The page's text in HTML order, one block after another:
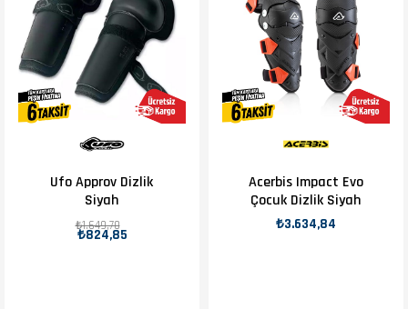
Ufo Approv Dizlik
Siyah
₺824,85
₺1.649,70
Acerbis Impact Evo
Çocuk Dizlik Siyah
₺3.634,84